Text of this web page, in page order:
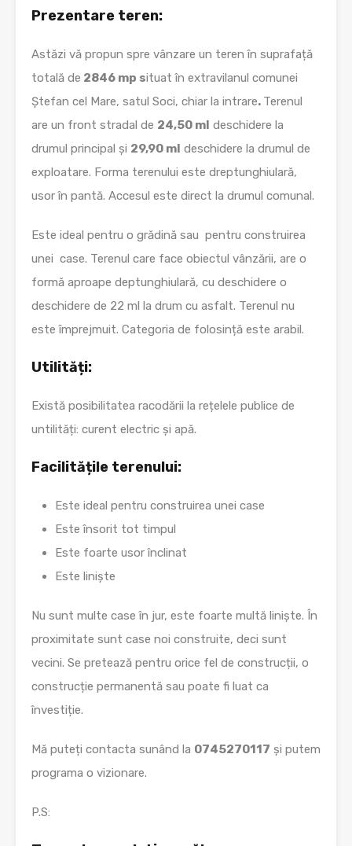
Prezentare teren:
Astăzi vă propun spre vânzare un teren în suprafață
totală de 2846 mp situat în extravilanul comunei
Ștefan cel Mare, satul Soci, chiar la intrare. Terenul
are un front stradal de 24,50 ml deschidere la
drumul principal și 29,90 ml deschidere la drumul de
exploatare. Forma terenului este dreptunghiulară,
usor în pantă. Accesul este direct la drumul comunal.
Este ideal pentru o grădină sau pentru construirea
unei case. Terenul care face obiectul vânzării, are o
formă aproape deptunghiulară, cu deschidere o
deschidere de 22 ml la drum cu asfalt. Terenul nu
este împrejmuit. Categoria de folosință este arabil.
Utilități:
Există posibilitatea racodării la rețelele publice de
untilități: curent electric și apă.
Facilitățile terenului:
Este ideal pentru construirea unei case
Este însorit tot timpul
Este foarte usor înclinat
Este liniște
Nu sunt multe case în jur, este foarte multă liniște. În
proximitate sunt case noi construite, deci sunt
vecini. Se pretează pentru orice fel de construcții, o
construcție permanentă sau poate fi luat ca
învestiție.
Mă puteți contacta sunând la 0745270117 și putem
programa o vizionare.
P.S: